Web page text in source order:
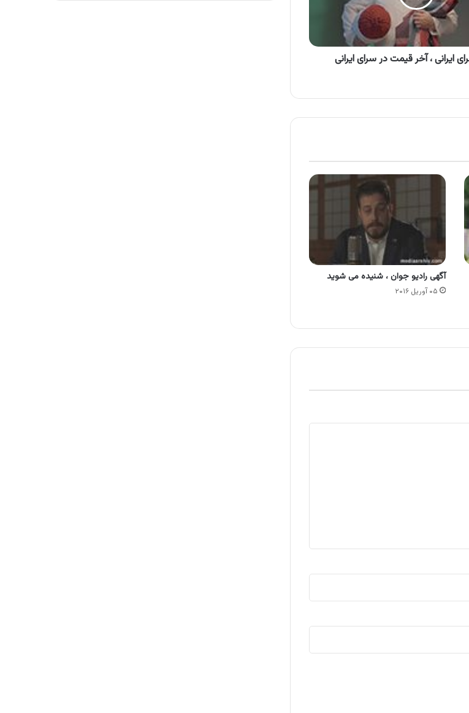
ایرانی ، آخر قیمت در سرای ایرانی
آگهی رادیو جوان ، شنیده می شوید
۰۵ آوریل ۲۰۱۶